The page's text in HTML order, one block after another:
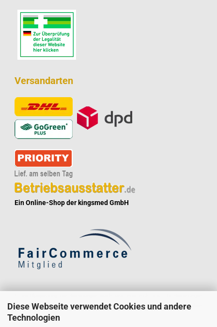
Diese Webseite verwendet Cookies und andere
Technologien
Versandarten
Ein Online-Shop der kingsmed GmbH
könnten von Verbrauchern stammen, die die Ware oder Dienstleistung gar nicht erworben
oder genutzt haben.